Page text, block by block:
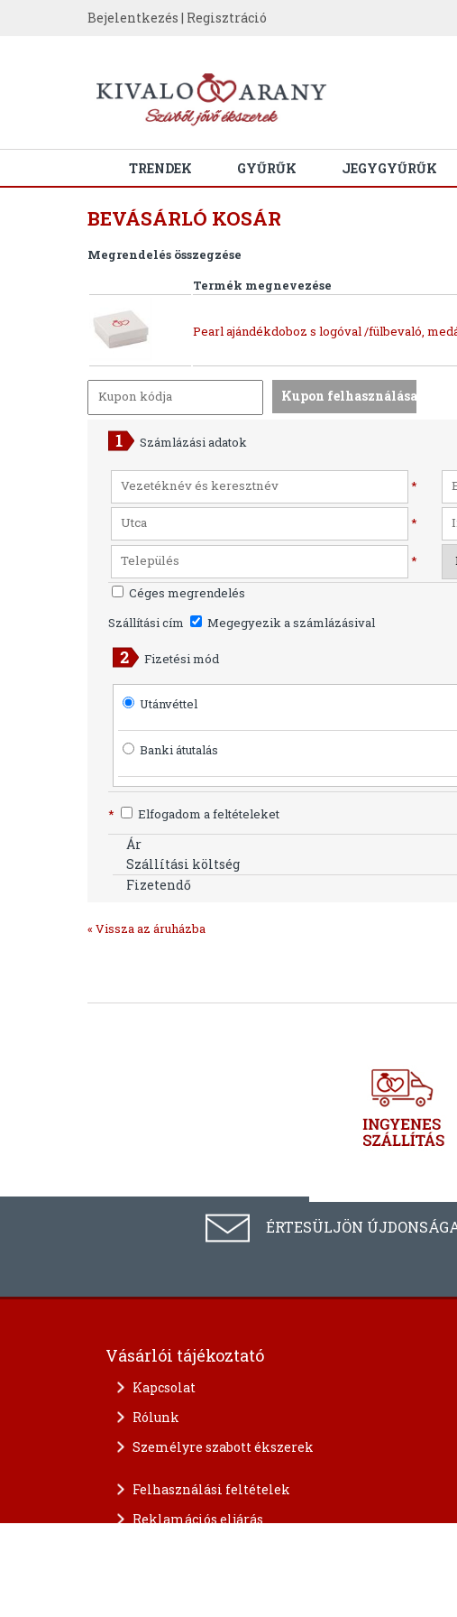
Bejelentkezés | Regisztráció
TRENDEK GYŰRŰK JEGYGYŰRŰK
BEVÁSÁRLÓ KOSÁR
Megrendelés összegzése
Termék megnevezése
Pearl ajándékdoboz s logóval /fülbevaló,
Számlázási adatok
*
*
*
Céges megrendelés
Szállítási cím
Megegyezik a számlázásival
Fizetési mód
Utánvéttel
Banki átutalás
* Elfogadom a feltételeket
Ár
Szállítási költség
Fizetendő
« Vissza az áruházba
ÉRTESÜLJÖN
Vásárlói tájékoztató
Kapcsolat
Rólunk
Személyre szabott ékszerek
Felhasználási feltételek
Reklamációs eljárás